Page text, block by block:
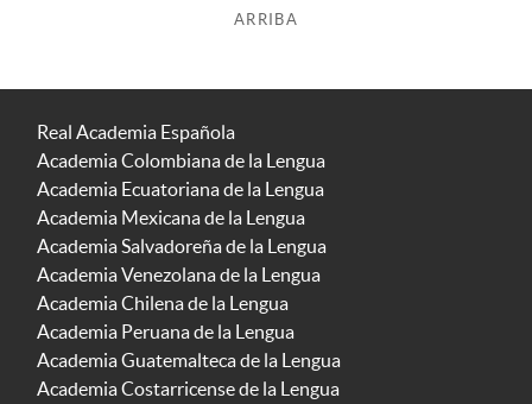
ARRIBA
Real Academia Española
Academia Colombiana de la Lengua
Academia Ecuatoriana de la Lengua
Academia Mexicana de la Lengua
Academia Salvadoreña de la Lengua
Academia Venezolana de la Lengua
Academia Chilena de la Lengua
Academia Peruana de la Lengua
Academia Guatemalteca de la Lengua
Academia Costarricense de la Lengua